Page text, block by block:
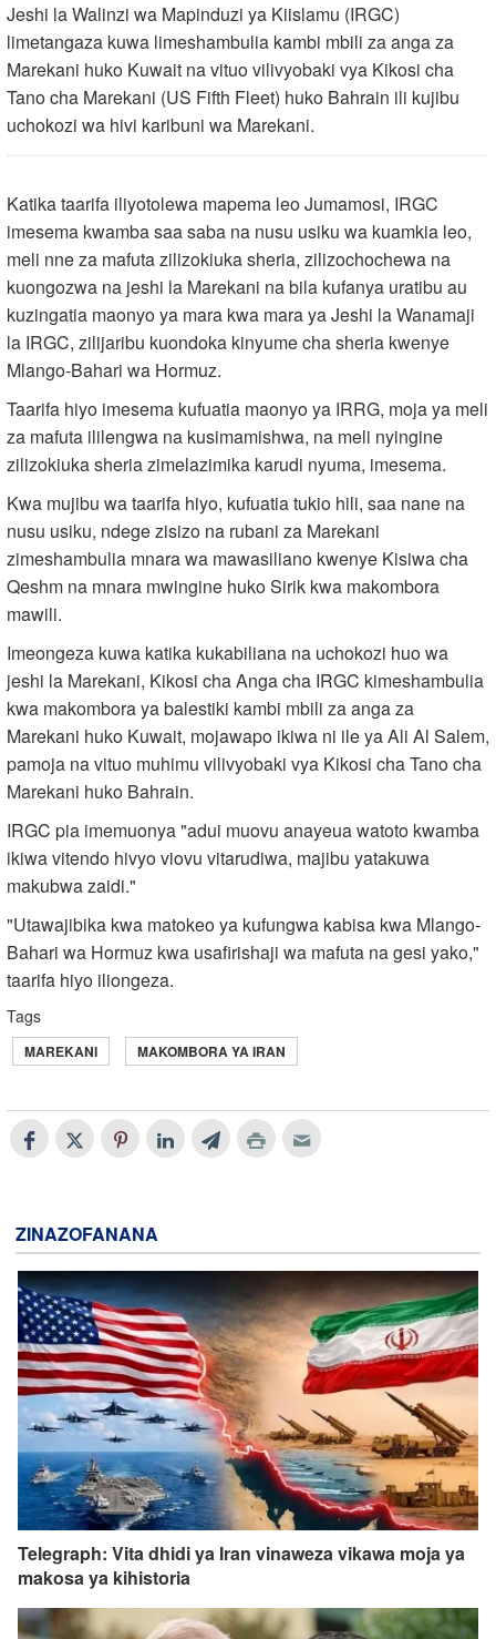
Jeshi la Walinzi wa Mapinduzi ya Kiislamu (IRGC)
limetangaza kuwa limeshambulia kambi mbili za anga za
Marekani huko Kuwait na vituo vilivyobaki vya Kikosi cha
Tano cha Marekani (US Fifth Fleet) huko Bahrain ili kujibu
uchokozi wa hivi karibuni wa Marekani.
Katika taarifa iliyotolewa mapema leo Jumamosi, IRGC
imesema kwamba saa saba na nusu usiku wa kuamkia leo,
meli nne za mafuta zilizokiuka sheria, zilizochochewa na
kuongozwa na jeshi la Marekani na bila kufanya uratibu au
kuzingatia maonyo ya mara kwa mara ya Jeshi la Wanamaji
la IRGC, zilijaribu kuondoka kinyume cha sheria kwenye
Mlango-Bahari wa Hormuz.
Taarifa hiyo imesema kufuatia maonyo ya IRRG, moja ya meli
za mafuta ililengwa na kusimamishwa, na meli nyingine
zilizokiuka sheria zimelazimika karudi nyuma, imesema.
Kwa mujibu wa taarifa hiyo, kufuatia tukio hili, saa nane na
nusu usiku, ndege zisizo na rubani za Marekani
zimeshambulia mnara wa mawasiliano kwenye Kisiwa cha
Qeshm na mnara mwingine huko Sirik kwa makombora
mawili.
Imeongeza kuwa katika kukabiliana na uchokozi huo wa
jeshi la Marekani, Kikosi cha Anga cha IRGC kimeshambulia
kwa makombora ya balestiki kambi mbili za anga za
Marekani huko Kuwait, mojawapo ikiwa ni ile ya Ali Al Salem,
pamoja na vituo muhimu vilivyobaki vya Kikosi cha Tano cha
Marekani huko Bahrain.
IRGC pia imemuonya "adui muovu anayeua watoto kwamba
ikiwa vitendo hivyo viovu vitarudiwa, majibu yatakuwa
makubwa zaidi."
"Utawajibika kwa matokeo ya kufungwa kabisa kwa Mlango-
Bahari wa Hormuz kwa usafirishaji wa mafuta na gesi yako,"
taarifa hiyo iliongeza.
Tags
MAREKANI MAKOMBORA YA IRAN
ZINAZOFANANA
Telegraph: Vita dhidi ya Iran vinaweza vikawa moja ya
makosa ya kihistoria